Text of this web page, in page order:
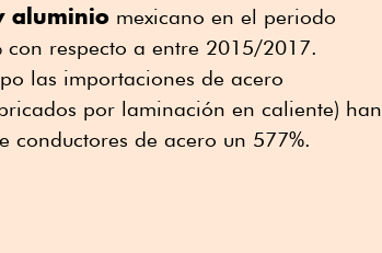
aluminio mexicano en el periodo
respecto a entre 2015/2017.
las importaciones de acero
por laminación en caliente) han
conductores de acero un 577%.